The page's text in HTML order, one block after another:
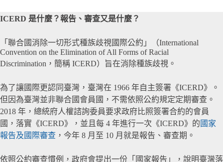
ICERD 是什麼？報告、審查又是什麼？
「聯合國消除一切形式種族歧視國際公約」（International
Convention on the Elimination of All Forms of Racial
Discrimination，簡稱 ICERD）旨在消除種族歧視。
為了讓國際更認同臺灣，臺灣在 1966 年自主簽署《ICERD》。
但因為臺灣並非聯合國會員國，不需依照公約規定定期審查。
2018 年，總統府人權諮詢委員要求政府比照簽署合約的會員
國，落實《ICERD》，並且每 4 年進行一次《ICERD》的 國家
報告及國際審查 ，今年 8 月至 10 月就是報告、審查期。
依照公約審查慣例，政府會提出一份「國家報告」，說明臺灣落